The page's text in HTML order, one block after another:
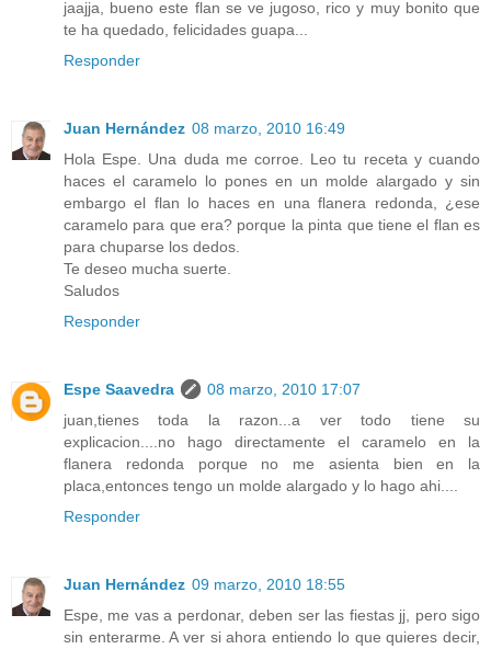
jaajja, bueno este flan se ve jugoso, rico y muy bonito que
te ha quedado, felicidades guapa...
Responder
Juan Hernández 08 marzo, 2010 16:49
Hola Espe. Una duda me corroe. Leo tu receta y cuando
haces el caramelo lo pones en un molde alargado y sin
embargo el flan lo haces en una flanera redonda, ¿ese
caramelo para que era? porque la pinta que tiene el flan es
para chuparse los dedos.
Te deseo mucha suerte.
Saludos
Responder
Espe Saavedra
08 marzo, 2010 17:07
juan,tienes toda la razon...a ver todo tiene su
explicacion....no hago directamente el caramelo en la
flanera redonda porque no me asienta bien en la
placa,entonces tengo un molde alargado y lo hago ahi....
Responder
Juan Hernández 09 marzo, 2010 18:55
Espe, me vas a perdonar, deben ser las fiestas jj, pero sigo
sin enterarme. A ver si ahora entiendo lo que quieres decir,